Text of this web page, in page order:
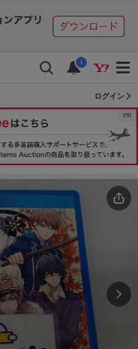
i
ログイン